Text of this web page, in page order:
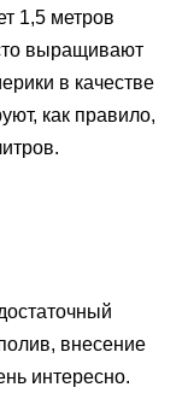
1,5 метров
выращивают
в качестве
как правило,
внесение
интересно.